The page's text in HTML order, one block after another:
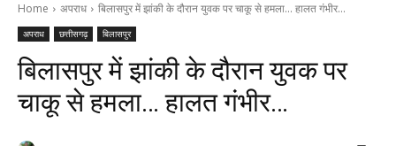
Home अपराध बिलासपुर में झांकी के दौरान युवक पर चाकू से हमला... हालत गंभीर...
अपराध छत्तीसगढ़ बिलासपुर
बिलासपुर में झांकी के दौरान युवक पर
चाकू से हमला… हालत गंभीर…